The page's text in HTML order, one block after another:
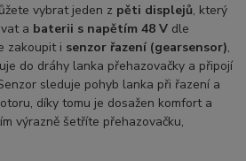
vybrat jeden z pěti displejů, který
a baterii s napětím 48 V dle
zakoupit i senzor řazení (gearsensor),
do dráhy lanka přehazovačky a připojí
sleduje pohyb lanka při řazení a
díky tomu je dosažen komfort a
výrazně šetříte přehazovačku,